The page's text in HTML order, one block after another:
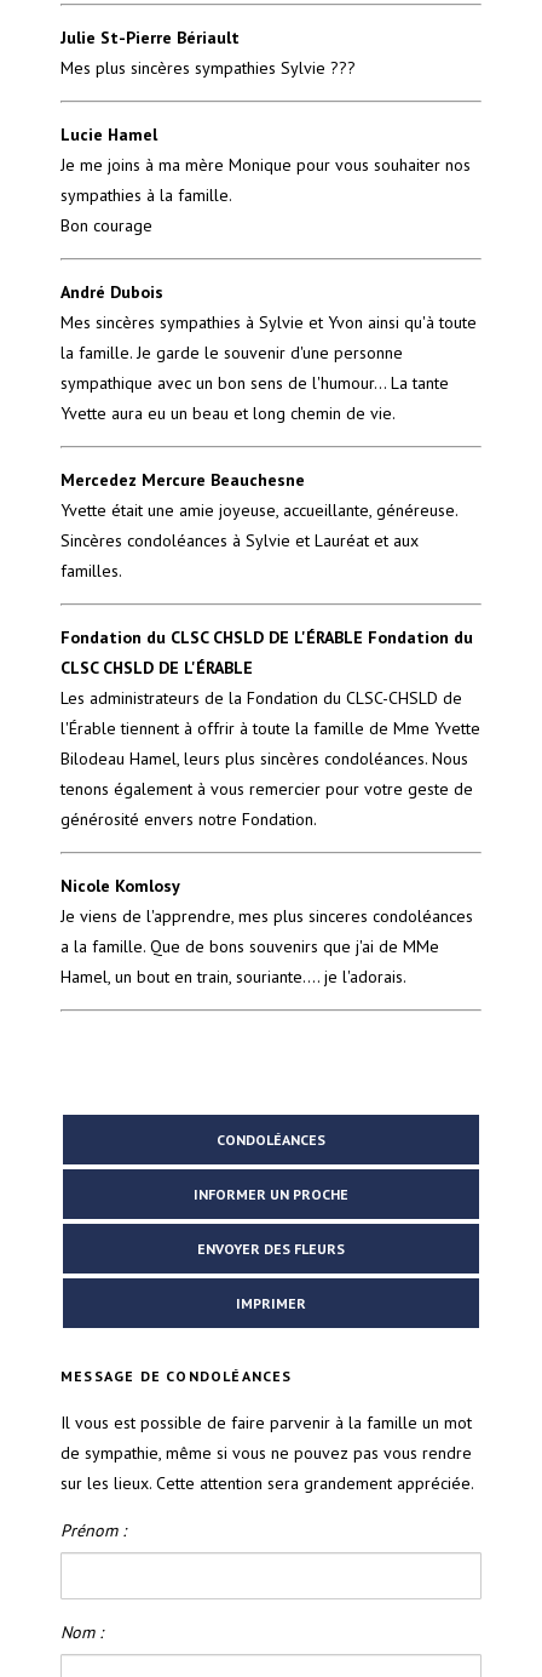
Julie St-Pierre Bériault
Mes plus sincères sympathies Sylvie ???
Lucie Hamel
Je me joins à ma mère Monique pour vous souhaiter nos
sympathies à la famille.
Bon courage
André Dubois
Mes sincères sympathies à Sylvie et Yvon ainsi qu'à toute
la famille. Je garde le souvenir d'une personne
sympathique avec un bon sens de l'humour... La tante
Yvette aura eu un beau et long chemin de vie.
Mercedez Mercure Beauchesne
Yvette était une amie joyeuse, accueillante, généreuse.
Sincères condoléances à Sylvie et Lauréat et aux
familles.
Fondation du CLSC CHSLD DE L'ÉRABLE Fondation du
CLSC CHSLD DE L'ÉRABLE
Les administrateurs de la Fondation du CLSC-CHSLD de
l'Érable tiennent à offrir à toute la famille de Mme Yvette
Bilodeau Hamel, leurs plus sincères condoléances. Nous
tenons également à vous remercier pour votre geste de
générosité envers notre Fondation.
Nicole Komlosy
Je viens de l'apprendre, mes plus sinceres condoléances
a la famille. Que de bons souvenirs que j'ai de MMe
Hamel, un bout en train, souriante.... je l'adorais.
CONDOLÉANCES
INFORMER UN PROCHE
ENVOYER DES FLEURS
IMPRIMER
MESSAGE DE CONDOLÉANCES
Il vous est possible de faire parvenir à la famille un mot
de sympathie, même si vous ne pouvez pas vous rendre
sur les lieux. Cette attention sera grandement appréciée.
Prénom :
Nom :